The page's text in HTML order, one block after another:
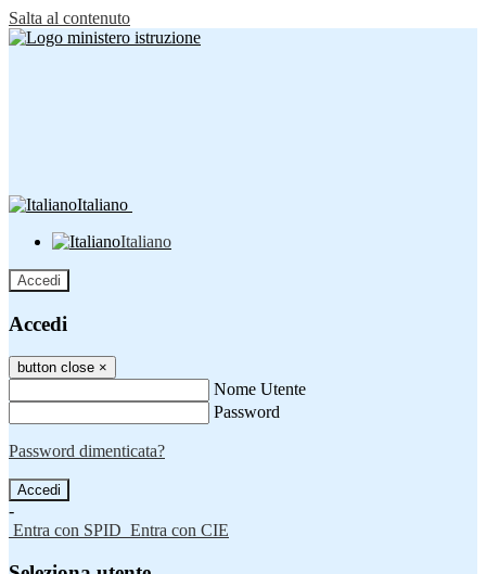
Salta al contenuto
Italiano
Italiano
Accedi
Accedi
button close ×
Nome Utente
Password
Password dimenticata?
-
Entra con SPID Entra con CIE